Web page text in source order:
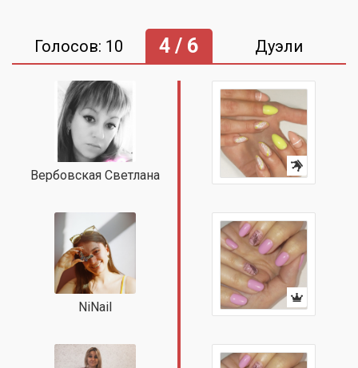
Голосов: 10 4 / 6 Дуэли
Вербовская Светлана
NiNail